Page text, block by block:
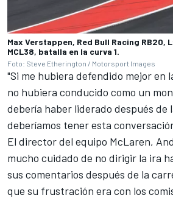
Max Verstappen, Red Bull Racing RB20,
MCL38, batalla en la curva 1.
Foto: Steve Etherington / Motorsport Images
"Si me hubiera defendido mejor en
no hubiera conducido como un
debería haber liderado después de
deberíamos tener esta
El director del equipo McLaren,
mucho cuidado de no dirigir la ira
sus comentarios después de la
que su frustración era con los